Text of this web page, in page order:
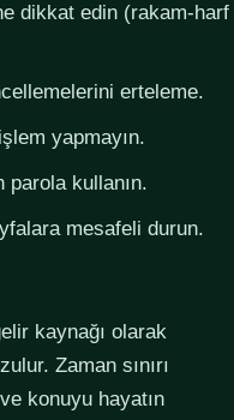
dikkat edin (rakam-harf
erteleme.
yapmayın.
parola kullanın.
mesafeli durun.
kaynağı olarak
Zaman sınırı
konuyu hayatın